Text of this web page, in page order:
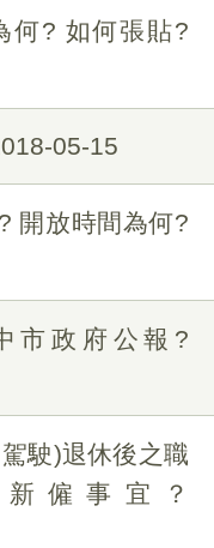
何? 如何張貼?
05-15
開放時間為何?
市政府公報?
駛)退休後之職
僱事宜？